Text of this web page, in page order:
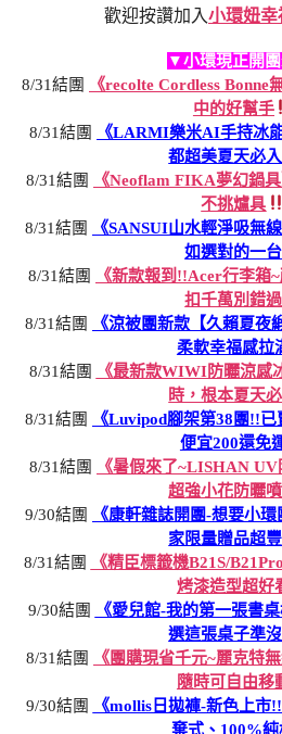
歡迎按讚加入小環妞幸
▼小環現正開
8/31結團
《recolte Cordless
中的好幫手
8/31結團
《LARMI樂米AI手持冰
都超美夏天必
8/31結團
《Neoflam FIKA夢幻鍋
不挑爐具
8/31結團
《SANSUI山水輕淨吸無
如選對的一台
8/31結團
《新款報到!!Acer行李箱
扣千萬別錯過
8/31結團
《涼被團新款【久賴夏
柔軟幸福感拉
8/31結團
《最新款WIWI防曬涼感
時，根本夏天
8/31結團
《Luvipod腳架第38團!!
便宜200還免
8/31結團
《暑假來了~LISHAN
超強小花防曬
9/30結團
《康軒雜誌開團-想要小
家限量贈品超
8/31結團
《精臣標籤機B21S/
烤漆造型超好
9/30結團
《愛兒館-我的第一張書
選這張桌子準
8/31結團
《團購現省千元~麗克特
隨時可自由移
9/30結團
《mollis日拋褲-新色上
棄式、100%純